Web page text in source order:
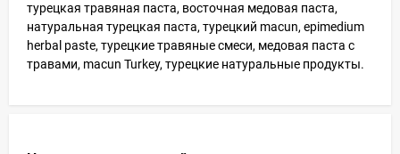
турецкая травяная паста, восточная медовая паста,
натуральная турецкая паста, турецкий macun, epimedium
herbal paste, турецкие травяные смеси, медовая паста с
травами, macun Turkey, турецкие натуральные продукты.